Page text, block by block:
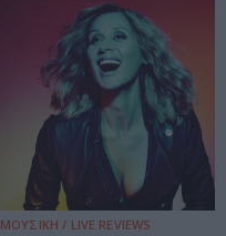
ΜΟΥΣΙΚΗ / LIVE REVIEWS